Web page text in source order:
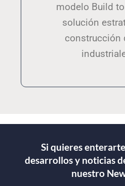
modelo Build
solución
construcción
Si quieres
desarrollos y noticias
nuestro